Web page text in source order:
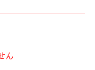
ん